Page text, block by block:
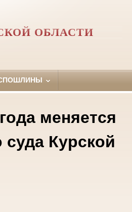
ОБЛАСТИ
меняется
суда Курской